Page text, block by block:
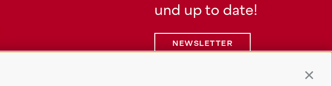
und up to date!
NEWSLETTER